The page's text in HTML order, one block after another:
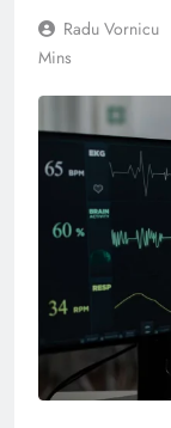
Radu Vornicu
Mins